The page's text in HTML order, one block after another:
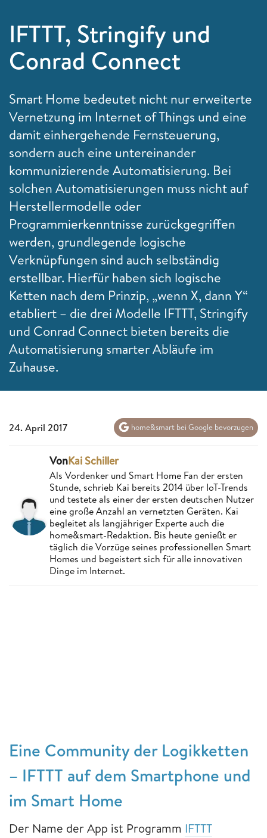
IFTTT, Stringify und
Conrad Connect
Smart Home bedeutet nicht nur erweiterte
Vernetzung im Internet of Things und eine
damit einhergehende Fernsteuerung,
sondern auch eine untereinander
kommunizierende Automatisierung. Bei
solchen Automatisierungen muss nicht auf
Herstellermodelle oder
Programmierkenntnisse zurückgegriffen
werden, grundlegende logische
Verknüpfungen sind auch selbständig
erstellbar. Hierfür haben sich logische
Ketten nach dem Prinzip, „wenn X, dann Y“
etabliert – die drei Modelle IFTTT, Stringify
und Conrad Connect bieten bereits die
Automatisierung smarter Abläufe im
Zuhause.
24. April 2017 home&smart bei Google bevorzugen
VonKai Schiller
Als Vordenker und Smart Home Fan der ersten
Stunde, schrieb Kai bereits 2014 über IoT-Trends
und testete als einer der ersten deutschen Nutzer
eine große Anzahl an vernetzten Geräten. Kai
begleitet als langjähriger Experte auch die
home&smart-Redaktion. Bis heute genießt er
täglich die Vorzüge seines professionellen Smart
Homes und begeistert sich für alle innovativen
Dinge im Internet.
Eine Community der Logikketten
– IFTTT auf dem Smartphone und
im Smart Home
Der Name der App ist Programm IFTTT